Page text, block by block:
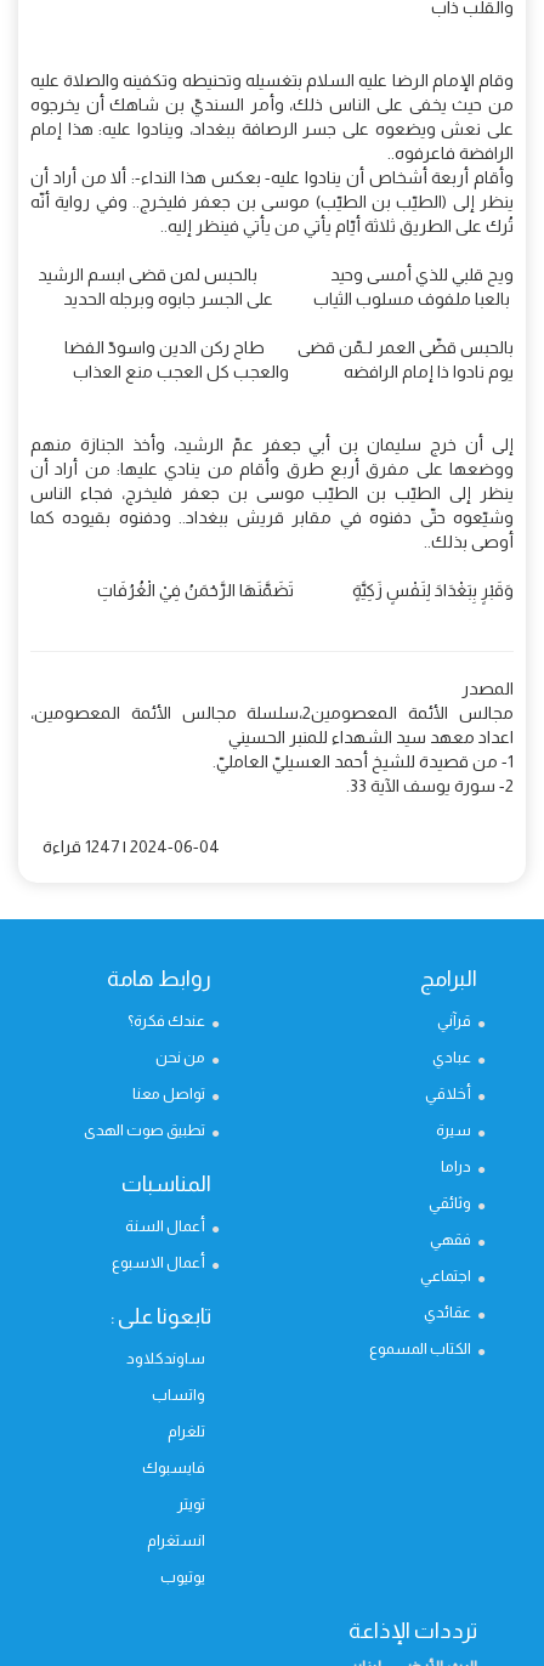
والقلب ذاب
وقام الإمام الرضا عليه السلام بتغسيله وتحنيطه وتكفينه والصلاة عليه
من حيث يخفى على الناس ذلك، وأمر السنديّ بن شاهك أن يخرجوه
على نعش ويضعوه على جسر الرصافة ببغداد، وينادوا عليه: هذا إمام
الرافضة فاعرفوه..
وأقام أربعة أشخاص أن ينادوا عليه- بعكس هذا النداء-: ألا من أراد أن
ينظر إلى (الطيّب بن الطيّب) موسى بن جعفر فليخرج.. وفي رواية أنّه
تُرك على الطريق ثلاثة أيّام يأتي من يأتي فينظر إليه..
ويح قلبي للذي أمسى وحيد بالحبس لمن قضى ابسم الرشيد
بالعبا ملفوف مسلوب الثياب على الجسر جابوه وبرجله الحديد
بالحبس قضّى العمر لـمّن قضى طاح ركن الدين واسودّ الفضا
يوم نادوا ذا إمام الرافضه والعجب كل العجب منع العذاب
إلى أن خرج سليمان بن أبي جعفر عمّ الرشيد، وأخذ الجنازة منهم
ووضعها على مفرق أربع طرق وأقام من ينادي عليها: من أراد أن
ينظر إلى الطيّب بن الطيّب موسى بن جعفر فليخرج، فجاء الناس
وشيّعوه حتّى دفنوه في مقابر قريش ببغداد.. ودفنوه بقيوده كما
أوصى بذلك..
وَقَبْرٍ بِبَغْدَادَ لِنَفْسٍ زَكِيَّةٍ تَضَمَّنَهَا الرَّحْمَنُ فِيْ الْغُرُفَاتِ
المصدر
مجالس الأئمة المعصومين2،سلسلة مجالس الأئمة المعصومين،
اعداد معهد سيد الشهداء للمنبر الحسيني
1- من قصيدة للشيخ أحمد العسيليّ العامليّ.
2- سورة يوسف الآية 33.
2024-06-04 | 1247 قراءة
البرامج
قرآني
عبادي
أخلاقي
سيرة
دراما
وثائقي
فقهي
اجتماعي
عقائدي
الكتاب المسموع
روابط هامة
عندك فكرة؟
من نحن
تواصل معنا
تطبيق صوت الهدى
المناسبات
أعمال السنة
أعمال الاسبوع
تابعونا على :
ساوندكلاود
واتساب
تلغرام
فايسبوك
تويتر
انستغرام
يوتيوب
ترددات الإذاعة